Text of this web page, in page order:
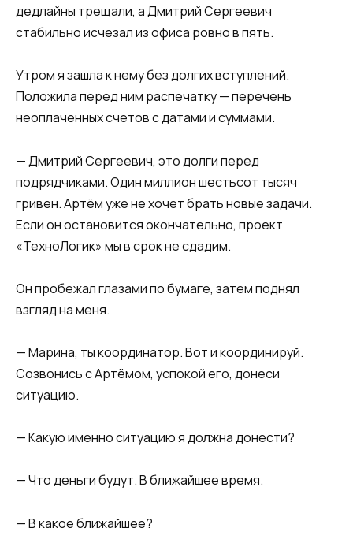
дедлайны трещали, а Дмитрий Сергеевич
стабильно исчезал из офиса ровно в пять.
Утром я зашла к нему без долгих вступлений.
Положила перед ним распечатку — перечень
неоплаченных счетов с датами и суммами.
— Дмитрий Сергеевич, это долги перед
подрядчиками. Один миллион шестьсот тысяч
гривен. Артём уже не хочет брать новые задачи.
Если он остановится окончательно, проект
«ТехноЛогик» мы в срок не сдадим.
Он пробежал глазами по бумаге, затем поднял
взгляд на меня.
— Марина, ты координатор. Вот и координируй.
Созвонись с Артёмом, успокой его, донеси
ситуацию.
— Какую именно ситуацию я должна донести?
— Что деньги будут. В ближайшее время.
— В какое ближайшее?